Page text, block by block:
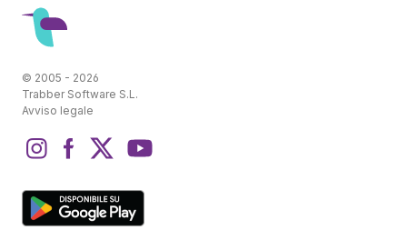
© 2005 - 2026
Trabber Software S.L.
Avviso legale